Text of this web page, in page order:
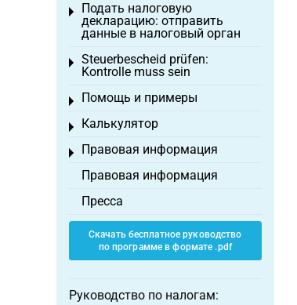
Подать налоговую
декларацию: отправить
данные в налоговый орган
Toggle menu
Steuerbescheid prüfen:
Kontrolle muss sein
Toggle menu
Помощь и примеры
Toggle menu
Калькулятор
Toggle menu
Правовая информация
Toggle menu
Правовая информация
Пресса
Скачать бесплатное руководство
по программе в формате .pdf
Руководство по налогам: